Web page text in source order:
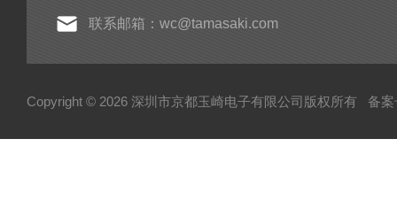
联系邮箱：wc@tamasaki.com
Copyright © 2026 深圳市京都玉崎电子有限公司版权所有 备案